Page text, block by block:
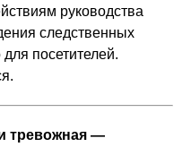
руководства
следственных
посетителей.
тревожная —